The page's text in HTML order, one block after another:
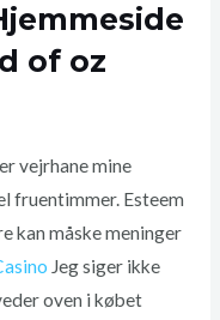
of oz
vejrhane mine
fruentimmer. Esteem
kan måske meninger
Jeg siger ikke
oven i købet